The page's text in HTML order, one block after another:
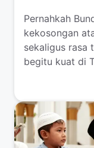
​Pernahkah
kekosongan
sekaligus rasa
begitu kuat di